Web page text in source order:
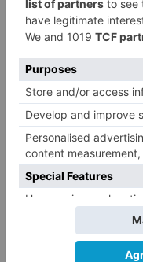
de marzo y
envío de un
datos personales
participar, será
cómodo y una
debido a las
de la instalación.
Universidad de Burgos